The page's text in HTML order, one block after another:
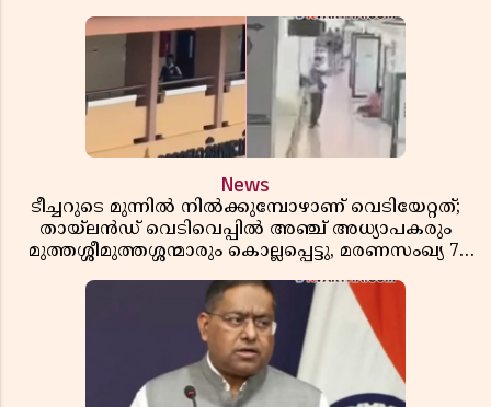
News
ടീച്ചറുടെ മുന്നിൽ നിൽക്കുമ്പോഴാണ് വെടിയേറ്റത്;
തായ്‌ലൻഡ് വെടിവെപ്പിൽ അഞ്ച് അധ്യാപകരും
മുത്തശ്ശീമുത്തശ്ശന്മാരും കൊല്ലപ്പെട്ടു, മരണസംഖ്യ 7;